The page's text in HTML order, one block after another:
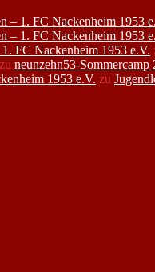
– 1. FC Nackenheim 1953
– 1. FC Nackenheim 1953
FC Nackenheim 1953 e.V.
zu neunzehn53-Sommercamp
1953 e.V. zu